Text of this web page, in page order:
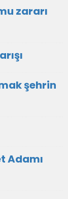
zararı
şehrin
Adamı